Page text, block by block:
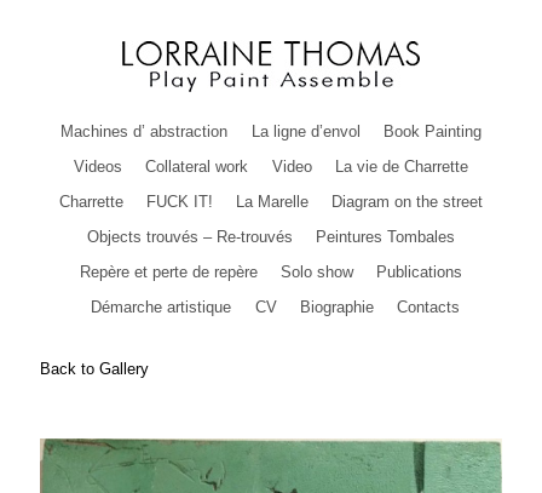
Machines d’ abstraction La ligne d’envol
Book Painting
Videos
Collateral work Video
La vie de Charrette
Charrette
FUCK IT! La Marelle
Diagram on the street
Objects trouvés – Re-trouvés
Peintures Tombales
Repère et perte de repère
Solo show
Publications
Démarche artistique
CV Biographie Contacts
Back to Gallery